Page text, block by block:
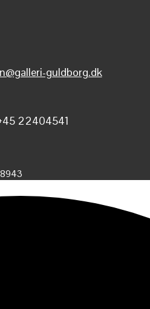
guldborg.dk
22404541